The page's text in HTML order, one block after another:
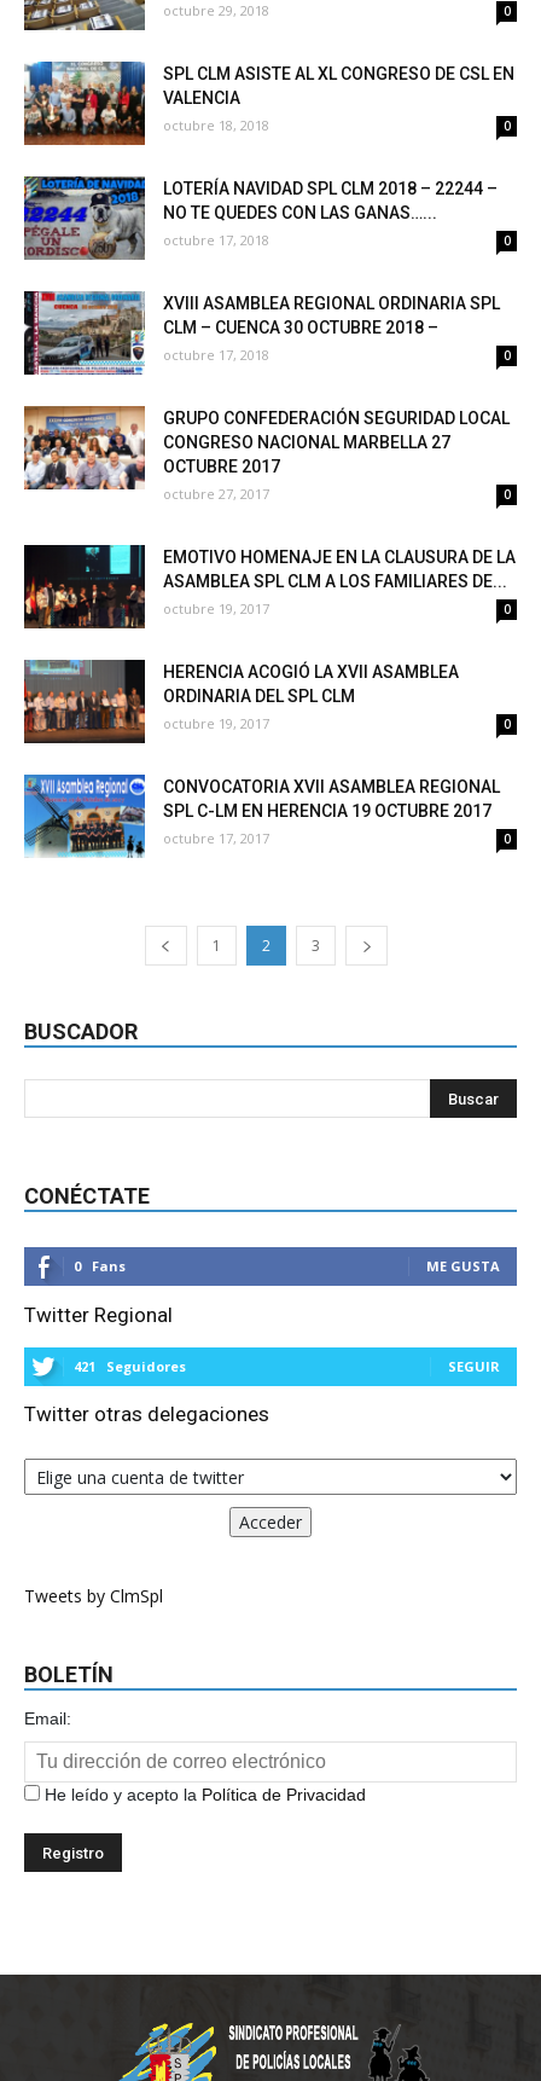
octubre 29, 2018 0
SPL CLM ASISTE AL XL CONGRESO DE CSL EN
VALENCIA
octubre 18, 2018 0
LOTERÍA NAVIDAD SPL CLM 2018 – 22244 –
NO TE QUEDES CON LAS GANAS…...
octubre 17, 2018 0
XVIII ASAMBLEA REGIONAL ORDINARIA SPL
CLM – CUENCA 30 OCTUBRE 2018 –
octubre 17, 2018 0
GRUPO CONFEDERACIÓN SEGURIDAD LOCAL
CONGRESO NACIONAL MARBELLA 27
OCTUBRE 2017
octubre 27, 2017 0
EMOTIVO HOMENAJE EN LA CLAUSURA DE LA
ASAMBLEA SPL CLM A LOS FAMILIARES DE...
octubre 19, 2017 0
HERENCIA ACOGIÓ LA XVII ASAMBLEA
ORDINARIA DEL SPL CLM
octubre 19, 2017 0
CONVOCATORIA XVII ASAMBLEA REGIONAL
SPL C-LM EN HERENCIA 19 OCTUBRE 2017
octubre 17, 2017 0
1 2 3
BUSCADOR
CONÉCTATE
0 Fans ME GUSTA
Twitter Regional
421 Seguidores SEGUIR
Twitter otras delegaciones
Tweets by ClmSpl
BOLETÍN
Email:
He leído y acepto la Política de Privacidad